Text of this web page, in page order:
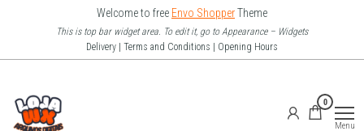
o
Welcome to free Envo ShopperTheme
This is top bar widget area. To edit it, go to Appearance – Widgets
Delivery | Terms and Conditions | Opening Hours
0
Menu